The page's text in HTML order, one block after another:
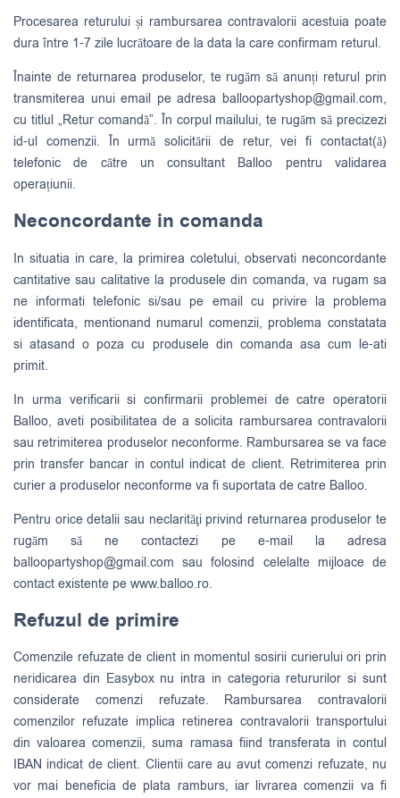
Procesarea returului și rambursarea contravalorii acestuia poate
dura între 1-7 zile lucrătoare de la data la care confirmam returul.
Înainte de returnarea produselor, te rugăm să anunți returul prin
transmiterea unui email pe adresa balloopartyshop@gmail.com,
cu titlul „Retur comandă”. În corpul mailului, te rugăm să precizezi
id-ul comenzii. În urmă solicitării de retur, vei fi contactat(ă)
telefonic de către un consultant Balloo pentru validarea
operațiunii.
Neconcordante in comanda
In situatia in care, la primirea coletului, observati neconcordante
cantitative sau calitative la produsele din comanda, va rugam sa
ne informati telefonic si/sau pe email cu privire la problema
identificata, mentionand numarul comenzii, problema constatata
si atasand o poza cu produsele din comanda asa cum le-ati
primit.
In urma verificarii si confirmarii problemei de catre operatorii
Balloo, aveti posibilitatea de a solicita rambursarea contravalorii
sau retrimiterea produselor neconforme. Rambursarea se va face
prin transfer bancar in contul indicat de client. Retrimiterea prin
curier a produselor neconforme va fi suportata de catre Balloo.
Pentru orice detalii sau neclarităţi privind returnarea produselor te
rugăm să ne contactezi pe e-mail la adresa
balloopartyshop@gmail.com sau folosind celelalte mijloace de
contact existente pe www.balloo.ro.
Refuzul de primire
Comenzile refuzate de client in momentul sosirii curierului ori prin
neridicarea din Easybox nu intra in categoria retururilor si sunt
considerate comenzi refuzate. Rambursarea contravalorii
comenzilor refuzate implica retinerea contravalorii transportului
din valoarea comenzii, suma ramasa fiind transferata in contul
IBAN indicat de client. Clientii care au avut comenzi refuzate, nu
vor mai beneficia de plata ramburs, iar livrarea comenzii va fi